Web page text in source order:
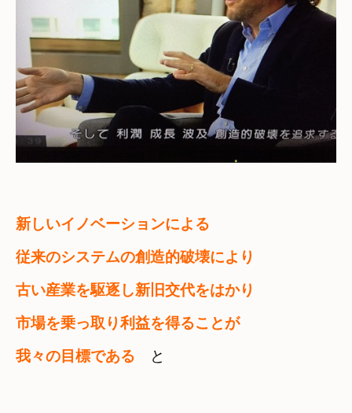
新しいイノベーションによる
従来のシステムの創造的破壊により
古い産業を駆逐し新旧交代をはかり
市場を乗っ取り利益を得ることが
我々の目標である と